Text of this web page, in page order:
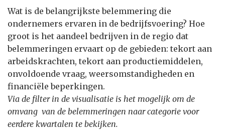
Wat is de belangrijkste belemmering die
ondernemers ervaren in de bedrijfsvoering? Hoe
groot is het aandeel bedrijven in de regio dat
belemmeringen ervaart op de gebieden: tekort aan
arbeidskrachten, tekort aan productiemiddelen,
onvoldoende vraag, weersomstandigheden en
financiële beperkingen.
Via de filter in de visualisatie is het mogelijk om de
omvang van de belemmeringen naar categorie voor
eerdere kwartalen te bekijken.